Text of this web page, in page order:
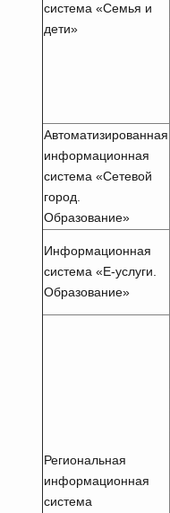
система «Семья и
дети»
Автоматизированная
информационная
система «Сетевой
город.
Образование»
Информационная
система «Е-услуги.
Образование»
Региональная
информационная
система